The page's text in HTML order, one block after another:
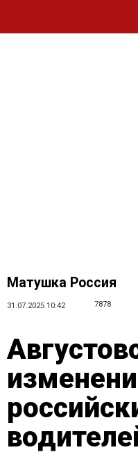
Матушка Россия
31.07.2025 10:42 7878